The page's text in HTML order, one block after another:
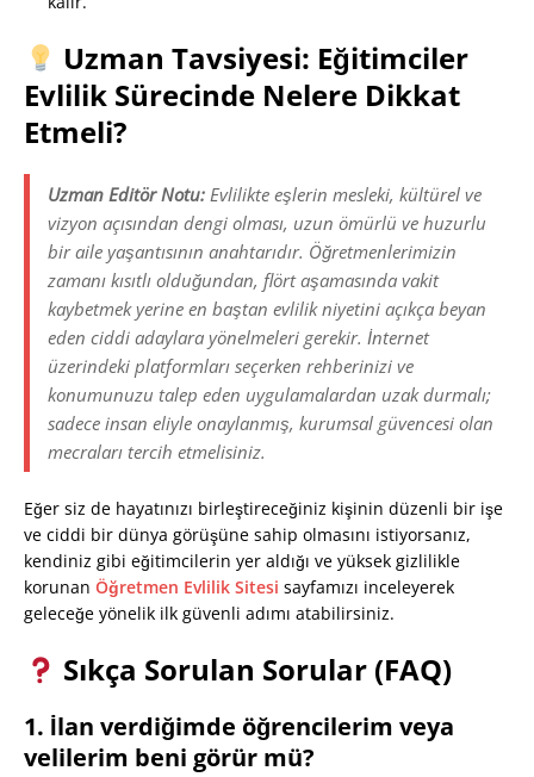
Uzman Tavsiyesi: Eğitimciler
Evlilik Sürecinde Nelere Dikkat
Etmeli?
Uzman Editör Notu: Evlilikte eşlerin mesleki, kültürel ve
vizyon açısından dengi olması, uzun ömürlü ve huzurlu
bir aile yaşantısının anahtarıdır. Öğretmenlerimizin
zamanı kısıtlı olduğundan, flört aşamasında vakit
kaybetmek yerine en baştan evlilik niyetini açıkça beyan
eden ciddi adaylara yönelmeleri gerekir. İnternet
üzerindeki platformları seçerken rehberinizi ve
konumunuzu talep eden uygulamalardan uzak durmalı;
sadece insan eliyle onaylanmış, kurumsal güvencesi olan
mecraları tercih etmelisiniz.
Eğer siz de hayatınızı birleştireceğiniz kişinin düzenli bir işe
ve ciddi bir dünya görüşüne sahip olmasını istiyorsanız,
kendiniz gibi eğitimcilerin yer aldığı ve yüksek gizlilikle
korunan Öğretmen Evlilik Sitesi sayfamızı inceleyerek
geleceğe yönelik ilk güvenli adımı atabilirsiniz.
Sıkça Sorulan Sorular (FAQ)
1. İlan verdiğimde öğrencilerim veya
velilerim beni görür mü?